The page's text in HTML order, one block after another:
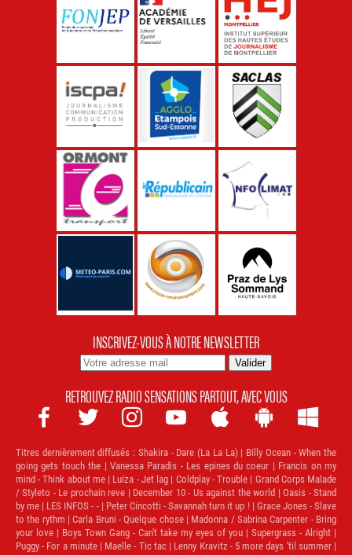
INSCRIVEZ-VOUS À NOTRE NEWSLETTER
RETROUVEZ RADIO SENSATIONS PARTOUT, AVEC VOUS
      
Titres dernièrement diffusés : Shakira - Dare (La La La) | Billy Ocean - When the
going gets touch the | Vanessa Paradis - Les epines du coeur | Francis on my
mind - Think about me | Luiza - Jet lag | Coldplay - Trouble | Grand Corps Malade
/ Styleto - Le prochain reve | December 10 - Us against the world | Oasis - Stand
by me | LES INFOS - - | Peter Cincotti - Savannah turn it up ! | Grace Jones - Slave
to the rythm | Carla Bruni - Quelque chose | Madonna / Sabrina Carpenter - Bring
your love | Boys Town Gang - Can't take my eyes of you | Supergrass - Alright |
Puggy - For a minute | Maelle - Tic tac | Lenny Kravitz - 5 more days 'til summer |